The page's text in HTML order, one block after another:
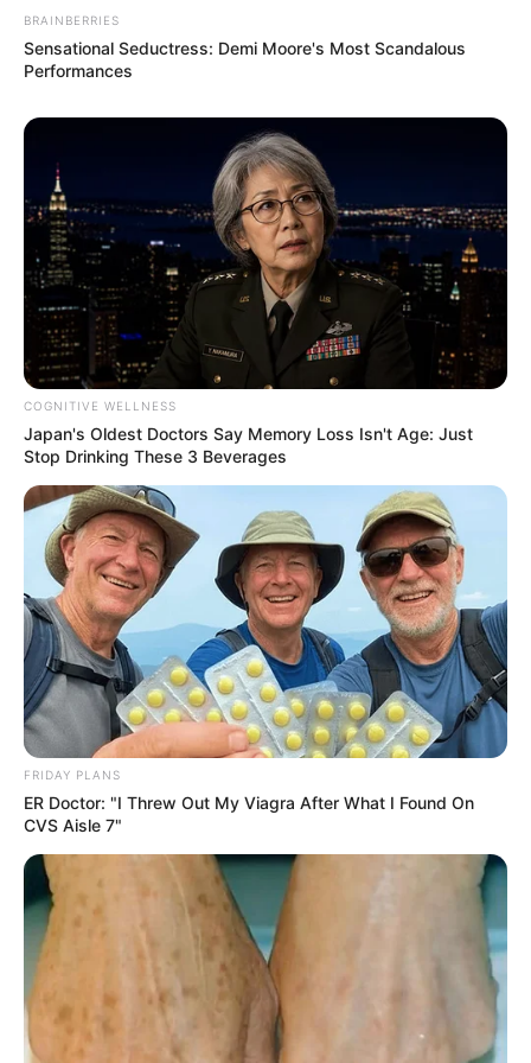
Conclusión
de mi vagina es adecuado?”, recuerda esto:
Tu cuerpo no necesita ser comparado ni
corregido. Solo necesita ser escuchado y
valorado.
La verdadera normalidad está en la diversidad.
Y en el caso de la vagina, esa diversidad es
completamente natural, hermosa y funcional.
BRAINBERRIES
Sensational Seductress: Demi Moore's Most Scandalous
Performances
COGNITIVE WELLNESS
Japan's Oldest Doctors Say Memory Loss Isn't Age: Just
Stop Drinking These 3 Beverages
FRIDAY PLANS
ER Doctor: "I Threw Out My Viagra After What I Found On
CVS Aisle 7"